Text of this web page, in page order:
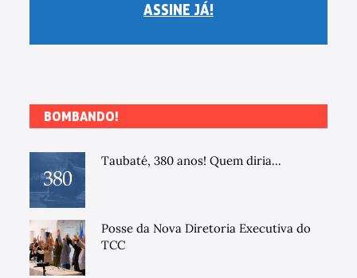
ASSINE JÁ!
BOMBANDO!
Taubaté, 380 anos! Quem diria...
Posse da Nova Diretoria Executiva do
TCC